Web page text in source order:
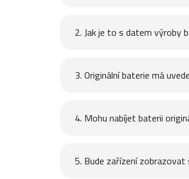
2. Jak je to s datem výroby
3. Originální baterie má
4. Mohu nabíjet baterii
5. Bude zařízení